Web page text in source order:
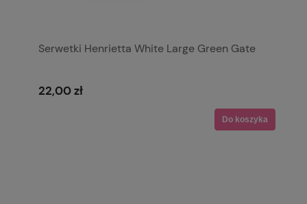
Serwetki Henrietta White Large Green Gate
22,00 zł
Do koszyka